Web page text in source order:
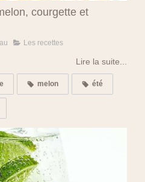
courgette et
Les recettes
Lire la suite...
melon été